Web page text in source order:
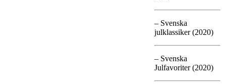
– Svenska
julklassiker (2020)
– Svenska
Julfavoriter (2020)